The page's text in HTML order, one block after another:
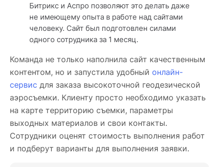
Битрикс и Аспро позволяют это делать даже
не имеющему опыта в работе над сайтами
человеку. Сайт был подготовлен силами
одного сотрудника за 1 месяц.
Команда не только наполнила сайт качественным
контентом, но и запустила удобный онлайн-
сервис для заказа высокоточной геодезической
аэросъемки. Клиенту просто необходимо указать
на карте территорию съемки, параметры
выходных материалов и свои контакты.
Сотрудники оценят стоимость выполнения работ
и подберут варианты для выполнения заявки.